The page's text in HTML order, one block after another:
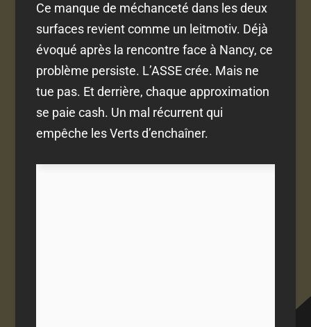
Ce manque de méchanceté dans les deux
surfaces revient comme un leitmotiv. Déjà
évoqué après la rencontre face à Nancy, ce
problème persiste. L’ASSE crée. Mais ne
tue pas. Et derrière, chaque approximation
se paie cash. Un mal récurrent qui
empêche les Verts d’enchaîner.